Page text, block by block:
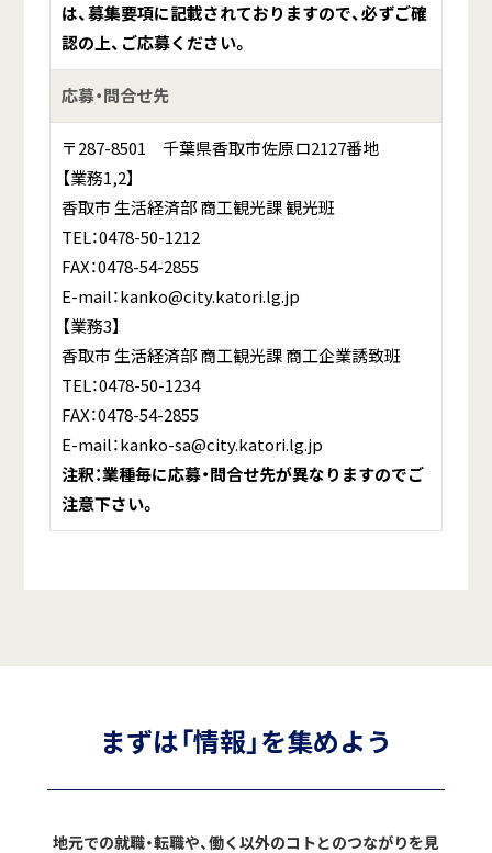
は、募集要項に記載されておりますので、必ずご確
認の上、ご応募ください。
応募・問合せ先
〒287-8501 千葉県香取市佐原ロ2127番地
【業務1,2】
香取市 生活経済部 商工観光課 観光班
TEL：0478-50-1212
FAX：0478-54-2855
E-mail：kanko@city.katori.lg.jp
【業務3】
香取市 生活経済部 商工観光課 商工企業誘致班
TEL：0478-50-1234
FAX：0478-54-2855
E-mail：kanko-sa@city.katori.lg.jp
注釈：業種毎に応募・問合せ先が異なりますのでご
注意下さい。
まずは「情報」を集めよう
地元での就職・転職や、働く以外のコトとのつながりを見